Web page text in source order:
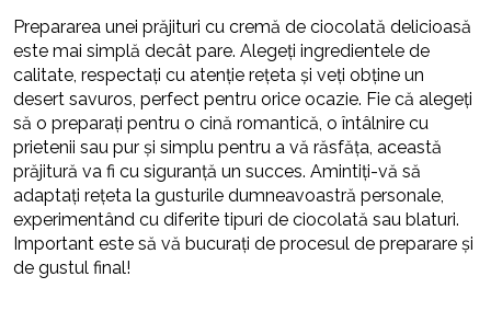
Prepararea unei prăjituri cu cremă de ciocolată delicioasă
este mai simplă decât pare. Alegeți ingredientele de
calitate, respectați cu atenție rețeta și veți obține un
desert savuros, perfect pentru orice ocazie. Fie că alegeți
să o preparați pentru o cină romantică, o întâlnire cu
prietenii sau pur și simplu pentru a vă răsfăța, această
prăjitură va fi cu siguranță un succes. Amintiți-vă să
adaptați rețeta la gusturile dumneavoastră personale,
experimentând cu diferite tipuri de ciocolată sau blaturi.
Important este să vă bucurați de procesul de preparare și
de gustul final!